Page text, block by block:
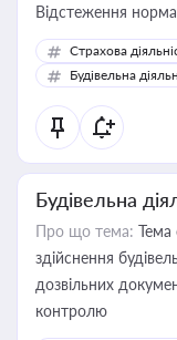
Відстеження
корисне для
бухгалтера під
державного майна,
статусу суб'єктів
Страхова
Будівельна
Будівельна
Про що тема: Тема
здійснення
дозвільних
контролю